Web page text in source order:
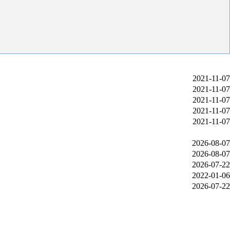
2021-11-07
2021-11-07
2021-11-07
2021-11-07
2021-11-07
2026-08-07
2026-08-07
2026-07-22
2022-01-06
2026-07-22